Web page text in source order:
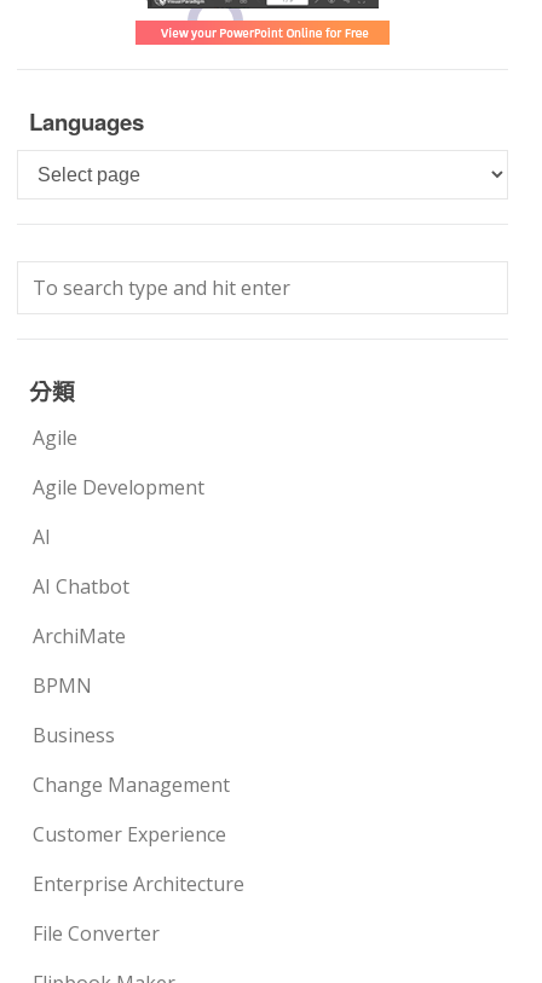
Languages
Languages
分類
Agile
Agile Development
AI
AI Chatbot
ArchiMate
BPMN
Business
Change Management
Customer Experience
Enterprise Architecture
File Converter